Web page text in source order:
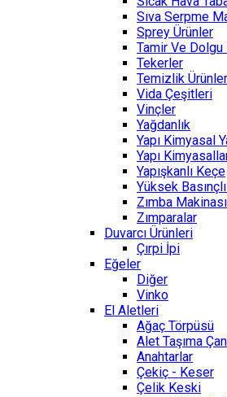
Sıva Serpme
Sprey Ürünler
Tamir Ve Dolgu
Tekerler
Temizlik
Vida Çeşitleri
Vinçler
Yağdanlık
Yapı Kimyasal
Yapı
Yapışkanlı Keçe
Yüksek
Zımba Makinası
Zımparalar
Duvarcı Ürünleri
Çırpi İpi
Eğeler
Diğer
Vinko
El Aletleri
Ağaç Törpüsü
Alet Taşıma
Anahtarlar
Çekiç - Keser
Çelik Keski